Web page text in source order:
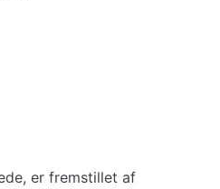
er fremstillet af